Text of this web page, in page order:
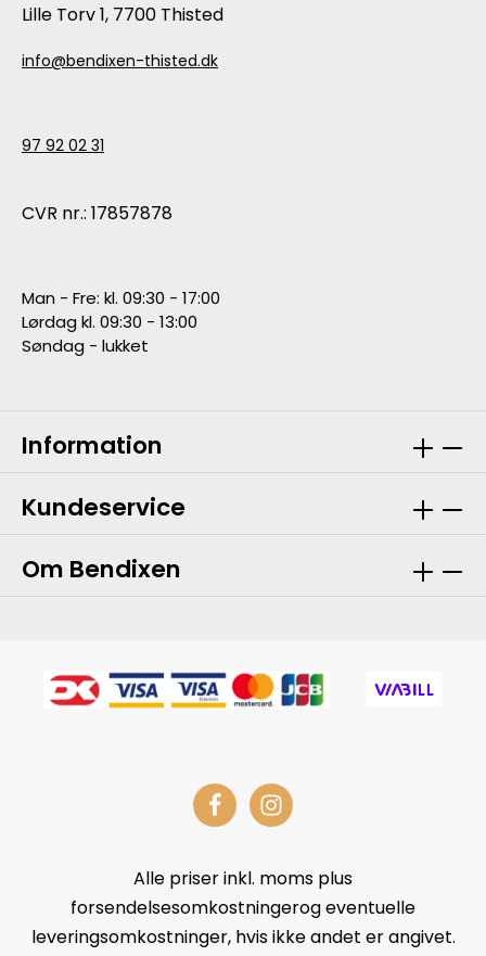
Lille Torv 1, 7700 Thisted
info@bendixen-thisted.dk
97 92 02 31
CVR nr.: 17857878
Man - Fre: kl. 09:30 - 17:00
Lørdag kl. 09:30 - 13:00
Søndag - lukket
Information
Kundeservice
Om Bendixen
Alle priser inkl. moms plus
forsendelsesomkostningerog eventuelle
leveringsomkostninger, hvis ikke andet er angivet.